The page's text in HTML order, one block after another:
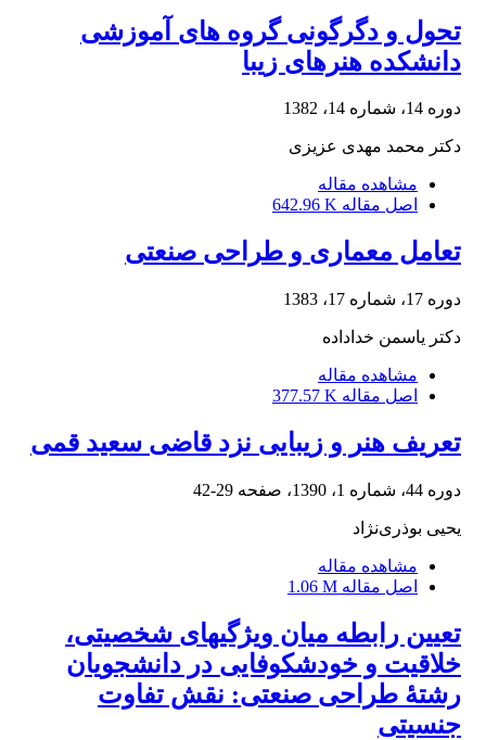
تحول و دگرگونی گروه های آموزشی
دانشکده هنرهای زیبا
دوره 14، شماره 14، 1382
دکتر محمد مهدی عزیزی
مشاهده مقاله
اصل مقاله 642.96 K
تعامل معماری و طراحی صنعتی
دوره 17، شماره 17، 1383
دکتر یاسمن خداداده
مشاهده مقاله
اصل مقاله 377.57 K
تعریف هنر و زیبایی نزد قاضی سعید قمی
دوره 44، شماره 1، 1390، صفحه 29-42
یحیی بوذری‌نژاد
مشاهده مقاله
اصل مقاله 1.06 M
تعیین رابطه میان ویژگیهای شخصیتی،
خلاقیت و خودشکوفایی در دانشجویان
رشتۀ طراحی صنعتی: نقش تفاوت
جنسیتی